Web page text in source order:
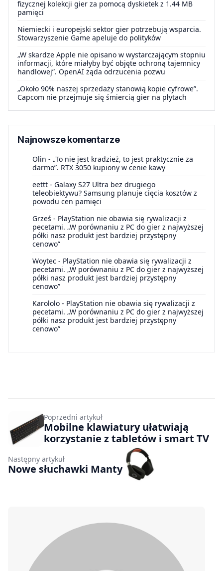
fizycznej kolekcji gier za pomocą dyskietek z 1.44 MB
pamięci
Niemiecki i europejski sektor gier potrzebują wsparcia.
Stowarzyszenie Game apeluje do polityków
„W skardze Apple nie opisano w wystarczającym stopniu
informacji, które miałyby być objęte ochroną tajemnicy
handlowej”. OpenAI żąda odrzucenia pozwu
„Około 90% naszej sprzedaży stanowią kopie cyfrowe”.
Capcom nie przejmuje się śmiercią gier na płytach
Najnowsze komentarze
Olin - „To nie jest kradzież, to jest praktycznie za
darmo”. RTX 3050 kupiony w cenie kawy
eettt - Galaxy S27 Ultra bez drugiego
teleobiektywu? Samsung planuje cięcia kosztów z
powodu cen pamięci
Grześ - PlayStation nie obawia się rywalizacji z
pecetami. „W porównaniu z PC do gier z najwyższej
półki nasz produkt jest bardziej przystępny
cenowo”
Woytec - PlayStation nie obawia się rywalizacji z
pecetami. „W porównaniu z PC do gier z najwyższej
półki nasz produkt jest bardziej przystępny
cenowo”
Karololo - PlayStation nie obawia się rywalizacji z
pecetami. „W porównaniu z PC do gier z najwyższej
półki nasz produkt jest bardziej przystępny
cenowo”
Poprzedni artykuł
Mobilne klawiatury ułatwiają
korzystanie z tabletów i smart TV
Następny artykuł
Nowe słuchawki Manty